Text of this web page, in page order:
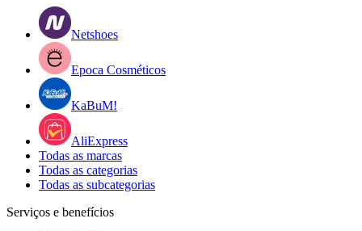
Netshoes
Epoca Cosméticos
KaBuM!
AliExpress
Todas as marcas
Todas as categorias
Todas as subcategorias
Serviços e benefícios